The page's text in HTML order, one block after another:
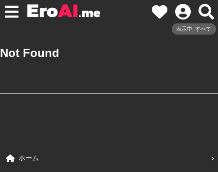
表示中: すべて
Not Found
ホーム